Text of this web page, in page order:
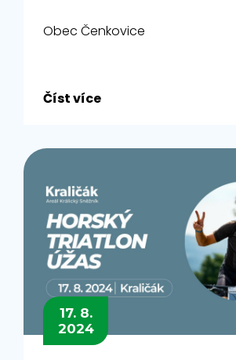
Obec Čenkovice
Číst více
17. 8.
2024